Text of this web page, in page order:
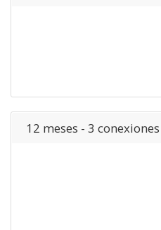
12 meses - 3 conexiones